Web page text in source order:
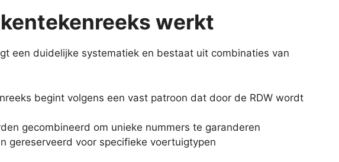
kentekenreeks werkt
een duidelijke systematiek en bestaat uit combinaties van
begint volgens een vast patroon dat door de RDW wordt
gecombineerd om unieke nummers te garanderen
gereserveerd voor specifieke voertuigtypen